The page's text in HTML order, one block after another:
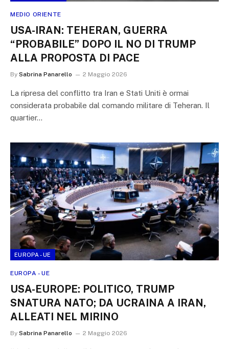
MEDIO ORIENTE
USA-IRAN: TEHERAN, GUERRA
“PROBABILE” DOPO IL NO DI TRUMP
ALLA PROPOSTA DI PACE
By Sabrina Panarello 2 Maggio 2026
La ripresa del conflitto tra Iran e Stati Uniti è ormai
considerata probabile dal comando militare di Teheran. Il
quartier…
EUROPA - UE
EUROPA - UE
USA-EUROPE: POLITICO, TRUMP
SNATURA NATO; DA UCRAINA A IRAN,
ALLEATI NEL MIRINO
By Sabrina Panarello 2 Maggio 2026